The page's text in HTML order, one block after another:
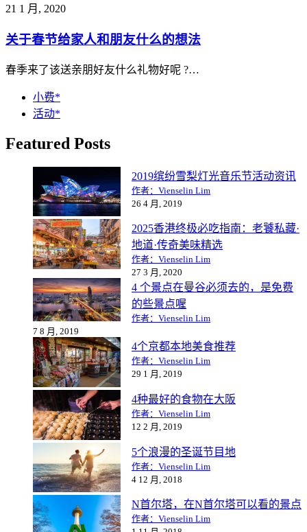
21 1 月, 2020
关于春节给家人和朋友什么的想法
春季来了该送亲朋好友什么礼物好呢 ?…
小费*
活动*
Featured Posts
2019缤纷雪梨灯光音乐节活动资讯
作者：Vienselin Lim
26 4 月, 2019
2025香港终极必吃指南：老饕私藏·
地道·传奇美味精选
作者：Vienselin Lim
27 3 月, 2020
4 个景点在曼谷必须去的，是免费
的些景点喔
作者：Vienselin Lim
7 8 月, 2019
4个京都本地美食推荐
作者：Vienselin Lim
29 1 月, 2019
4种最好的食物在大阪
作者：Vienselin Lim
12 2 月, 2019
5个浪漫的圣诞节目地
作者：Vienselin Lim
4 12 月, 2018
N首尔塔，在N首尔塔可以看的景点
作者：Vienselin Lim